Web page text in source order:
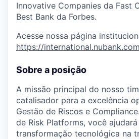
Innovative Companies da Fast
Best Bank da Forbes.
Acesse nossa página
https://
Sobre a posição
A missão principal do nosso
catalisador para a excelência
Gestão de Riscos e Compliance.
de Risk Platforms, você
transformação tecnológica na